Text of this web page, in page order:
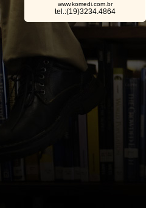
www.komedi.com.br
tel.:(19)3234.4864